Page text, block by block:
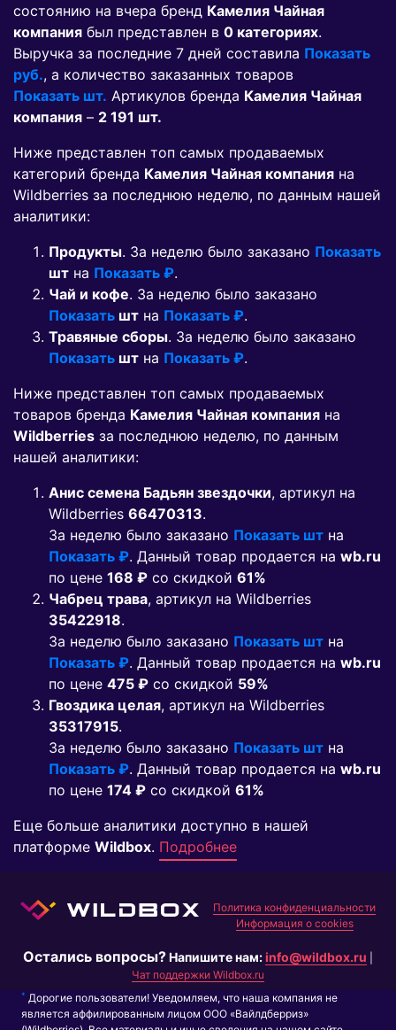
состоянию на вчера бренд Камелия Чайная
компания был представлен в 0 категориях.
Выручка за последние 7 дней составила Показать
руб., а количество заказанных товаров
Показать шт. Артикулов бренда Камелия Чайная
компания – 2 191 шт.
Ниже представлен топ самых продаваемых
категорий бренда Камелия Чайная компания на
Wildberries за последнюю неделю, по данным нашей
аналитики:
Продукты. За неделю было заказано Показать
шт на Показать ₽.
Чай и кофе. За неделю было заказано
Показать шт на Показать ₽.
Травяные сборы. За неделю было заказано
Показать шт на Показать ₽.
Ниже представлен топ самых продаваемых
товаров бренда Камелия Чайная компания на
Wildberries за последнюю неделю, по данным
нашей аналитики:
Анис семена Бадьян звездочки, артикул на
Wildberries 66470313.
За неделю было заказано Показать шт на
Показать ₽. Данный товар продается на wb.ru
по цене 168 ₽ co скидкой 61%
Чабрец трава, артикул на Wildberries
35422918.
За неделю было заказано Показать шт на
Показать ₽. Данный товар продается на wb.ru
по цене 475 ₽ co скидкой 59%
Гвоздика целая, артикул на Wildberries
35317915.
За неделю было заказано Показать шт на
Показать ₽. Данный товар продается на wb.ru
по цене 174 ₽ co скидкой 61%
Еще больше аналитики доступно в нашей
платформе Wildbox. Подробнее
Политика конфиденциальности
Информация о cookies
Остались вопросы?Напишите нам:info@wildbox.ru
Чат поддержки Wildbox.ru
* Дорогие пользователи! Уведомляем, что наша компания не
является аффилированным лицом ООО «Вайлдберриз»